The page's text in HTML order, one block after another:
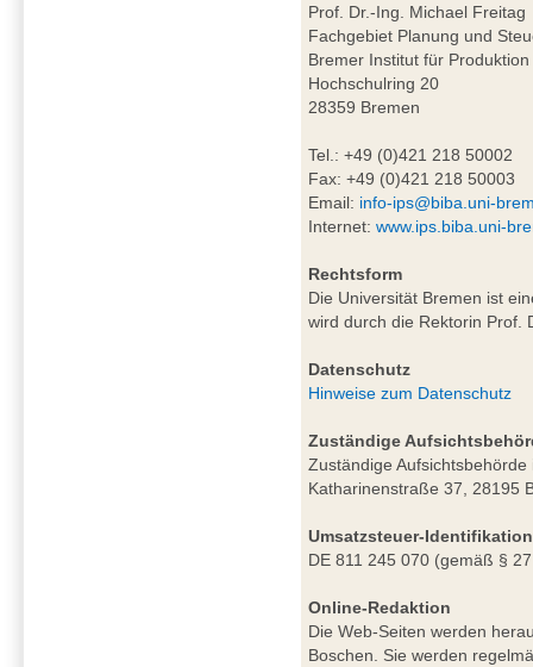
Prof. Dr.-Ing. Michael Freitag
Fachgebiet Planung und
Bremer Institut für
Hochschulring 20
28359 Bremen
Tel.: +49 (0)421 218 50002
Fax: +49 (0)421 218 50003
Email: info-ips@biba.uni-
Internet:www.ips.biba.uni-
Rechtsform
Die Universität Bremen ist
wird durch die Rektorin Prof.
Datenschutz
Hinweise zum Datenschutz
Zuständige
Zuständige
Katharinenstraße 37, 28195
Umsatzsteuer-
DE 811 245 070 (gemäß §
Online-Redaktion
Die Web-Seiten werden
Boschen. Sie werden